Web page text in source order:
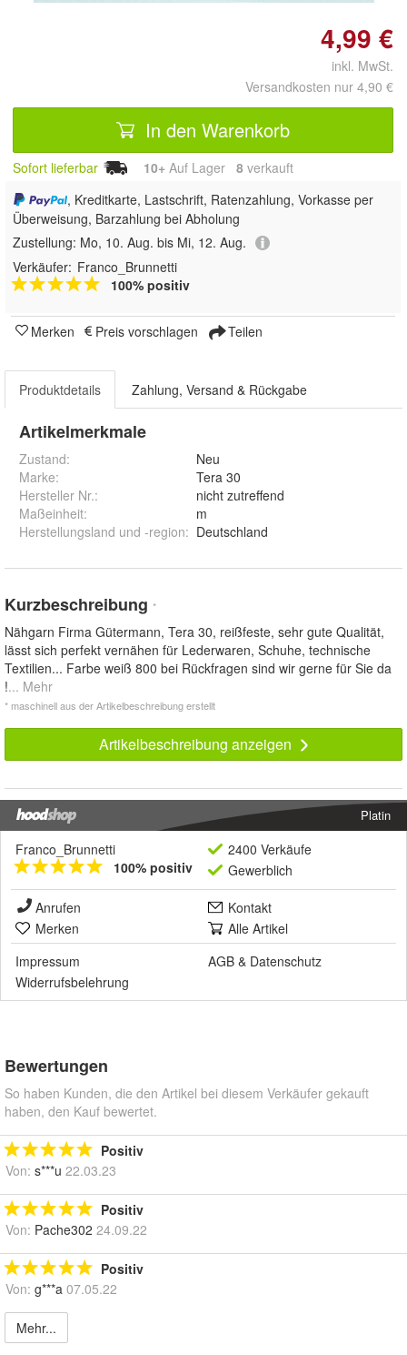
4,99 €
inkl. MwSt.
Versandkosten nur 4,90 €
In den Warenkorb
Sofort lieferbar 10+ Auf Lager 8 verkauft
, Kreditkarte, Lastschrift, Ratenzahlung, Vorkasse per
Überweisung, Barzahlung bei Abholung
Zustellung: Mo, 10. Aug. bis Mi, 12. Aug.
Verkäufer: Franco_Brunnetti
100% positiv
Merken Preis vorschlagen Teilen
Produktdetails Zahlung, Versand & Rückgabe
Artikelmerkmale
Zustand:
Neu
Marke:
Tera 30
Hersteller Nr.:
nicht zutreffend
Maßeinheit:
m
Herstellungsland und -region: Deutschland
Kurzbeschreibung *
Nähgarn Firma Gütermann, Tera 30, reißfeste, sehr gute Qualität,
lässt sich perfekt vernähen für Lederwaren, Schuhe, technische
Textilien... Farbe weiß 800 bei Rückfragen sind wir gerne für Sie da
!... Mehr
* maschinell aus der Artikelbeschreibung erstellt
Artikelbeschreibung anzeigen
Platin
Franco_Brunnetti
100% positiv
2400 Verkäufe
Gewerblich
Anrufen
Kontakt
Merken
Alle Artikel
Impressum
AGB & Datenschutz
Widerrufsbelehrung
Bewertungen
So haben Kunden, die den Artikel bei diesem Verkäufer gekauft
haben, den Kauf bewertet.
Positiv
Von: s***u 22.03.23
Positiv
Von: Pache302 24.09.22
Positiv
Von: g***a 07.05.22
Mehr...